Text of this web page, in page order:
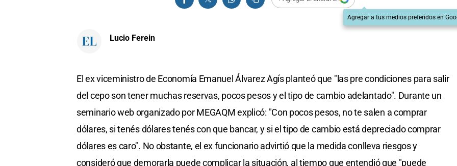
Agregar a tus medios preferidos en
Lucio Ferein
El ex viceministro de Economía Emanuel Álvarez Agís planteó que "las pre condiciones para salir
del cepo son tener muchas reservas, pocos pesos y el tipo de cambio adelantado". Durante un
seminario web organizado por MEGAQM explicó: "Con pocos pesos, no te salen a comprar
dólares, si tenés dólares tenés con que bancar, y si el tipo de cambio está depreciado comprar
dólares es caro". No obstante, el ex funcionario advirtió que la medida conlleva riesgos y
consideró que demorarla puede complicar la situación, al tiempo que entendió que "puede